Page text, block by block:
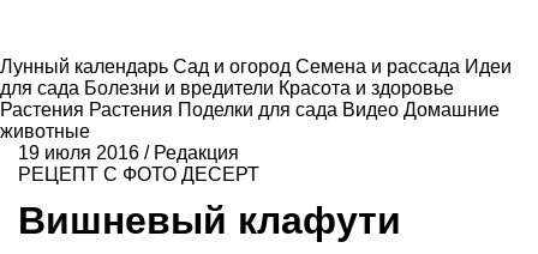
Лунный календарь Сад и огород Семена и рассада Идеи
для сада Болезни и вредители Красота и здоровье
Растения Растения Поделки для сада Видео Домашние
животные
19 июля 2016 / Редакция
РЕЦЕПТ С ФОТО ДЕСЕРТ
Вишневый клафути